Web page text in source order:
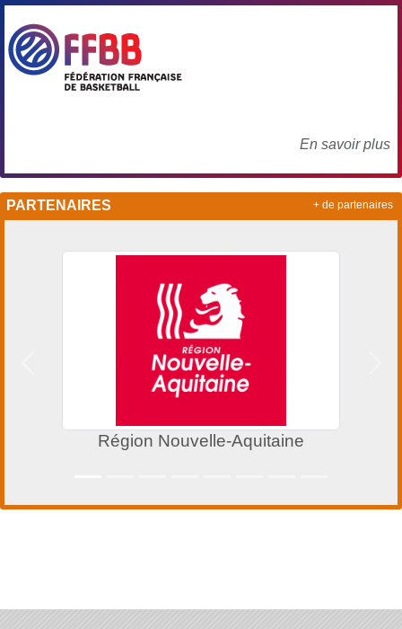
En savoir plus
PARTENAIRES
Région Nouvelle-Aquitaine
+ de partenaires